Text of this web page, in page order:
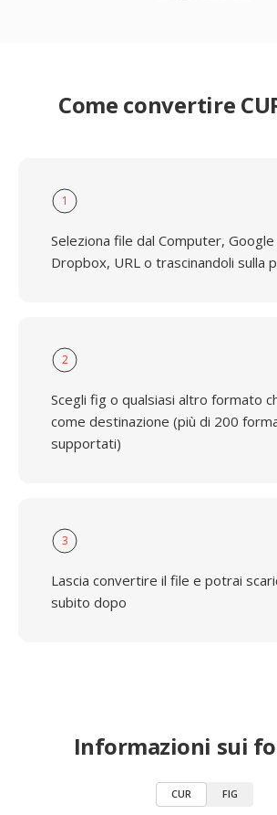
Come convertire
1
Seleziona file dal Computer,
Dropbox, URL o trascinandoli sulla
2
Scegli fig o qualsiasi altro formato
come destinazione (più di 200
supportati)
3
Lascia convertire il file e potrai
subito dopo
Informazioni sui
CUR FIG